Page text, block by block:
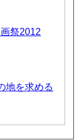
祭2012
地を求める